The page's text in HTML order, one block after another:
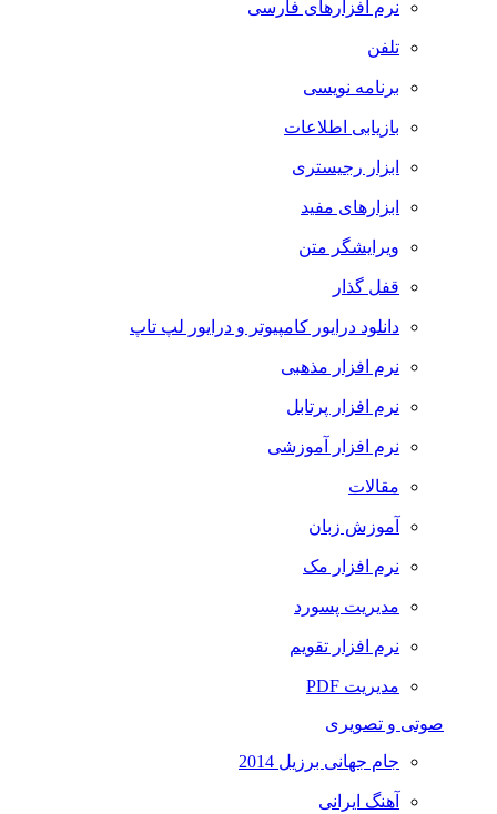
نرم افزارهای فارسی
تلفن
برنامه نویسی
بازیابی اطلاعات
ابزار رجیستری
ابزارهای مفید
ویرایشگر متن
قفل گذار
دانلود درایور کامپیوتر و درایور لپ تاپ
نرم افزار مذهبی
نرم افزار پرتابل
نرم افزار آموزشی
مقالات
آموزش زبان
نرم افزار مک
مدیریت پسورد
نرم افزار تقویم
مدیریت PDF
صوتی و تصویری
جام جهانی برزیل 2014
آهنگ ایرانی